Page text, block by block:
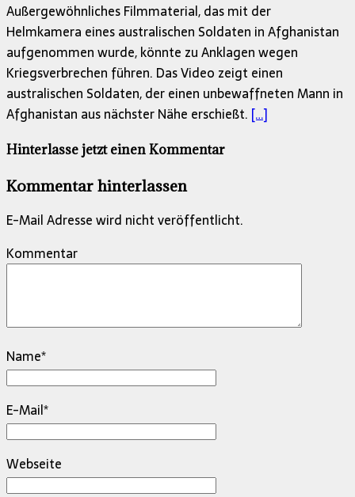
Außergewöhnliches Filmmaterial, das mit der
Helmkamera eines australischen Soldaten in Afghanistan
aufgenommen wurde, könnte zu Anklagen wegen
Kriegsverbrechen führen. Das Video zeigt einen
australischen Soldaten, der einen unbewaffneten Mann in
Afghanistan aus nächster Nähe erschießt. […]
Hinterlasse jetzt einen Kommentar
Kommentar hinterlassen
E-Mail Adresse wird nicht veröffentlicht.
Kommentar
Name*
E-Mail*
Webseite